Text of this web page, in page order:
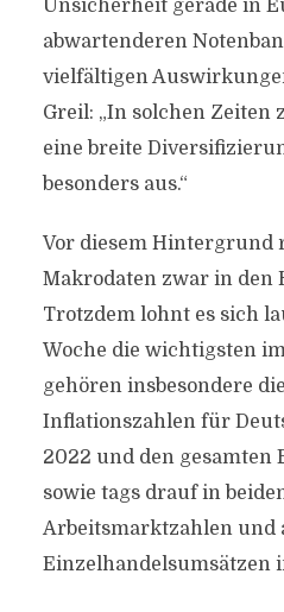
Unsicherheit gerade in
abwartenderen
vielfältigen
Greil: „In solchen Zeiten
eine breite
besonders aus.“
Vor diesem Hintergrund
Makrodaten zwar in den
Trotzdem lohnt es sich
Woche die wichtigsten
gehören insbesondere
Inflationszahlen für
2022 und den gesamten
sowie tags drauf in
Arbeitsmarktzahlen und
Einzelhandelsumsätzen